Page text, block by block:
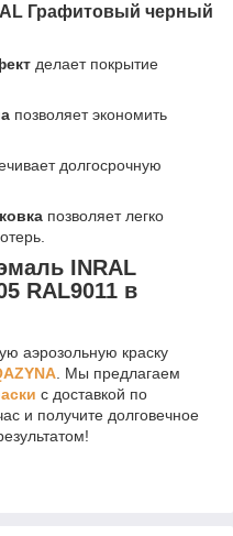
Графитовый черный
делает покрытие
позволяет экономить
долгосрочную
позволяет легко
INRAL
RAL9011 в
аэрозольную краску
. Мы предлагаем
с доставкой по
и получите долговечное